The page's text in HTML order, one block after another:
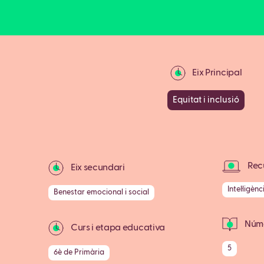
Eix Principal
Equitat i inclusió
Eix secundari
Benestar emocional i social
Curs i etapa educativa
6è de Primària
5